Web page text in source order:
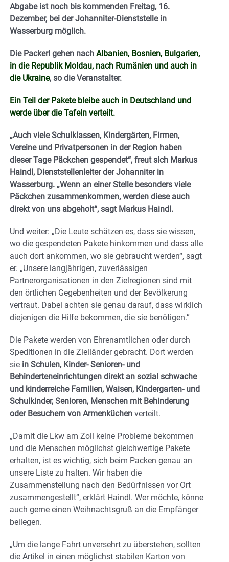
Abgabe ist noch bis kommenden Freitag, 16.
Dezember, bei der Johanniter-Dienststelle in
Wasserburg möglich.
Die Packerl gehen nach Albanien, Bosnien, Bulgarien,
in die Republik Moldau, nach Rumänien und auch in
die Ukraine, so die Veranstalter.
Ein Teil der Pakete bleibe auch in Deutschland und
werde über die Tafeln verteilt.
„Auch viele Schulklassen, Kindergärten, Firmen,
Vereine und Privatpersonen in der Region haben
dieser Tage Päckchen gespendet“, freut sich Markus
Haindl, Dienststellenleiter der Johanniter in
Wasserburg. „Wenn an einer Stelle besonders viele
Päckchen zusammenkommen, werden diese auch
direkt von uns abgeholt“, sagt Markus Haindl.
Und weiter: „Die Leute schätzen es, dass sie wissen,
wo die gespendeten Pakete hinkommen und dass alle
auch dort ankommen, wo sie gebraucht werden“, sagt
er. „Unsere langjährigen, zuverlässigen
Partnerorganisationen in den Zielregionen sind mit
den örtlichen Gegebenheiten und der Bevölkerung
vertraut. Dabei achten sie genau darauf, dass wirklich
diejenigen die Hilfe bekommen, die sie benötigen.“
Die Pakete werden von Ehrenamtlichen oder durch
Speditionen in die Zielländer gebracht. Dort werden
sie in Schulen, Kinder- Senioren- und
Behinderteneinrichtungen direkt an sozial schwache
und kinderreiche Familien, Waisen, Kindergarten- und
Schulkinder, Senioren, Menschen mit Behinderung
oder Besuchern von Armenküchen verteilt.
„Damit die Lkw am Zoll keine Probleme bekommen
und die Menschen möglichst gleichwertige Pakete
erhalten, ist es wichtig, sich beim Packen genau an
unsere Liste zu halten. Wir haben die
Zusammenstellung nach den Bedürfnissen vor Ort
zusammengestellt“, erklärt Haindl. Wer möchte, könne
auch gerne einen Weihnachtsgruß an die Empfänger
beilegen.
„Um die lange Fahrt unversehrt zu überstehen, sollten
die Artikel in einen möglichst stabilen Karton von